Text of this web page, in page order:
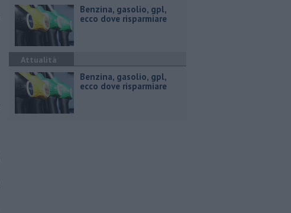
​Benzina, gasolio, gpl,
ecco dove risparmiare
Attualità
​Benzina, gasolio, gpl,
ecco dove risparmiare